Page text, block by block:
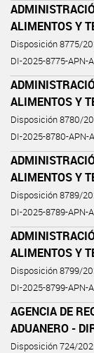
ALIMENTOS Y
Disposición 8775/
DI-2025-8775-APN-
ALIMENTOS Y
Disposición 8780/
DI-2025-8780-APN-
ALIMENTOS Y
Disposición 8789/
DI-2025-8789-APN-
ALIMENTOS Y
Disposición 8799/
DI-2025-8799-APN-
AGENCIA DE
ADUANERO -
Disposición 724/